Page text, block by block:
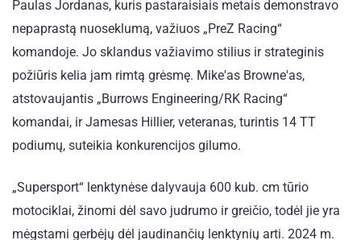
Paulas Jordanas, kuris pastaraisiais metais demonstravo
nepaprastą nuoseklumą, važiuos „PreZ Racing“
komandoje. Jo sklandus važiavimo stilius ir strateginis
požiūris kelia jam rimtą grėsmę. Mike'as Browne'as,
atstovaujantis „Burrows Engineering/RK Racing“
komandai, ir Jamesas Hillier, veteranas, turintis 14 TT
podiumų, suteikia konkurencijos gilumo.
„Supersport“ lenktynėse dalyvauja 600 kub. cm tūrio
motociklai, žinomi dėl savo judrumo ir greičio, todėl jie yra
mėgstami gerbėjų dėl jaudinančių lenktynių arti. 2024 m.